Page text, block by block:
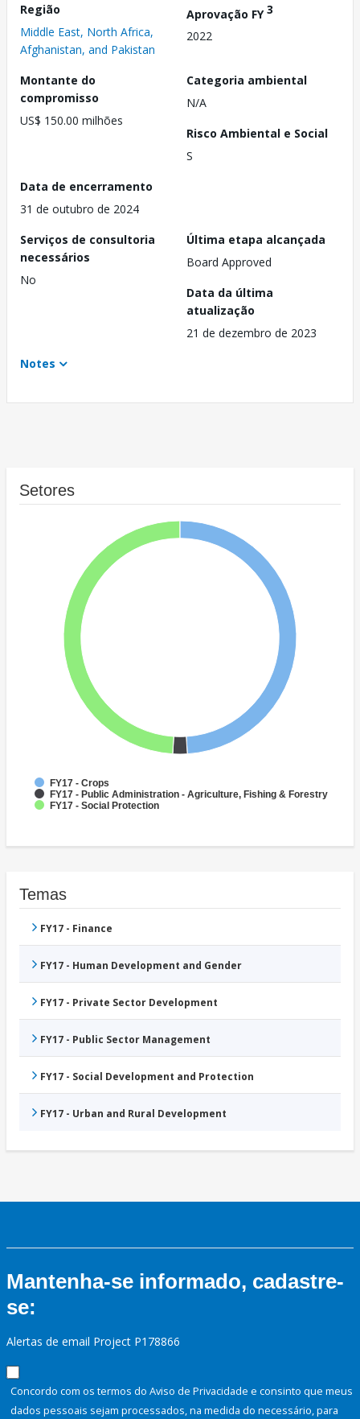
Região
Middle East, North Africa,
Afghanistan, and Pakistan
Aprovação FY3
2022
Montante do
compromisso
US$ 150.00 milhões
Categoria ambiental
N/A
Risco Ambiental e Social
S
Data de encerramento
31 de outubro de 2024
Serviços de consultoria
necessários
No
Última etapa alcançada
Board Approved
Data da última
atualização
21 de dezembro de 2023
Notes
Setores
FY17 - Crops
FY17 - Public Administration - Agriculture, Fishing & Forestry
FY17 - Social Protection
Temas
FY17 - Finance
FY17 - Human Development and Gender
FY17 - Private Sector Development
FY17 - Public Sector Management
FY17 - Social Development and Protection
FY17 - Urban and Rural Development
Mantenha-se informado, cadastre-
se:
Alertas de email Project P178866
Concordo com os termos do Aviso de Privacidade e consinto que meus
dados pessoais sejam processados, na medida do necessário, para